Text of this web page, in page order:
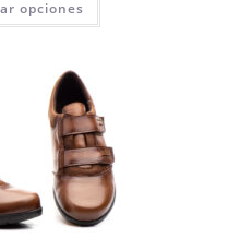
opciones
tiene
pueden
elegir
en
la
página
de
producto